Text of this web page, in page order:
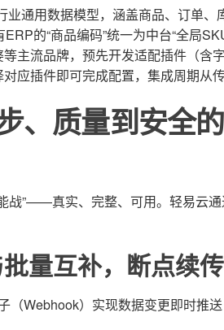
业通用数据模型，涵盖商品、订单、
的“商品编码”统一为中台“全局
主流品牌，预先开发适配插件（含
应插件即可完成配置，集成周期从
、质量到安全
战”——真实、完整、可用。轻易云
量互补，断点续
（Webhook）实现数据变更即时推